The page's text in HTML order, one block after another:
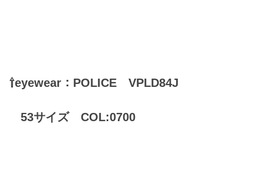
⇧eyewear：POLICE VPLD84J
53サイズ COL:0700